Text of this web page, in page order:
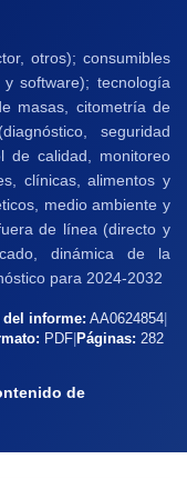
otros); consumibles
software); tecnología
masas, citometría de
seguridad
de calidad, monitoreo
clínicas, alimentos y
medio ambiente y
de línea (directo y
dinámica de la
para 2024-2032
del informe: AA0624854
PDF Páginas: 282
de